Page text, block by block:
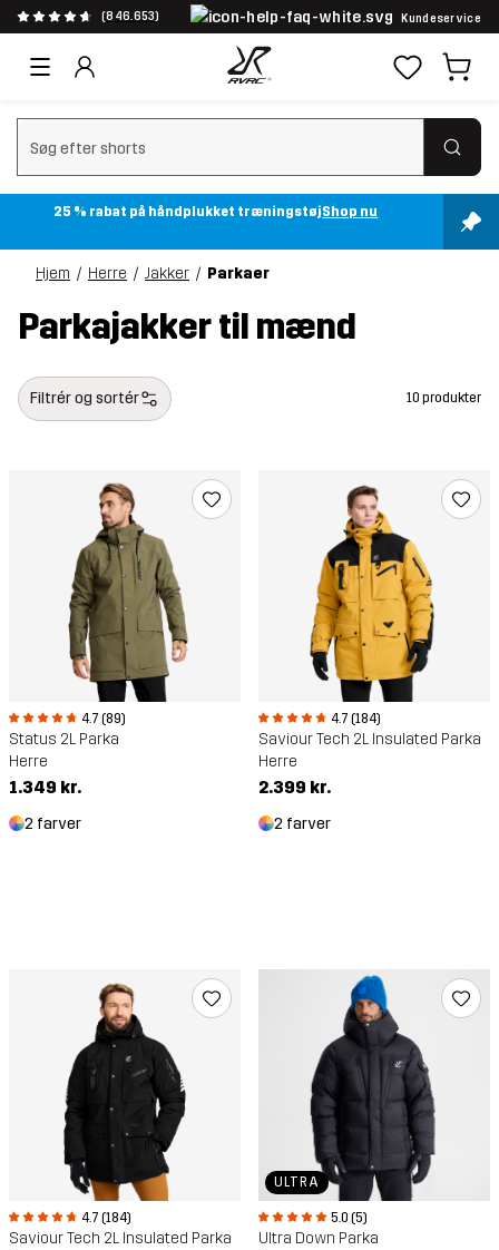
(846.653) Kundeservice
Ryd søgning
25 % rabat på håndplukket træningstøjShop nu
Hjem Herre Jakker Parkaer
Parkajakker til mænd
Filtrér og sortér 10 produkter
4.7 (89)
Status 2L Parka
Herre
1.349 kr.
2 farver
4.7 (184)
Saviour Tech 2L Insulated Parka
Herre
2.399 kr.
2 farver
4.7 (184)
Saviour Tech 2L Insulated Parka
ULTRA
5.0 (5)
Ultra Down Parka